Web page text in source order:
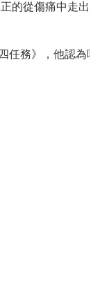
的從傷痛中走出
任務》，他認為唯